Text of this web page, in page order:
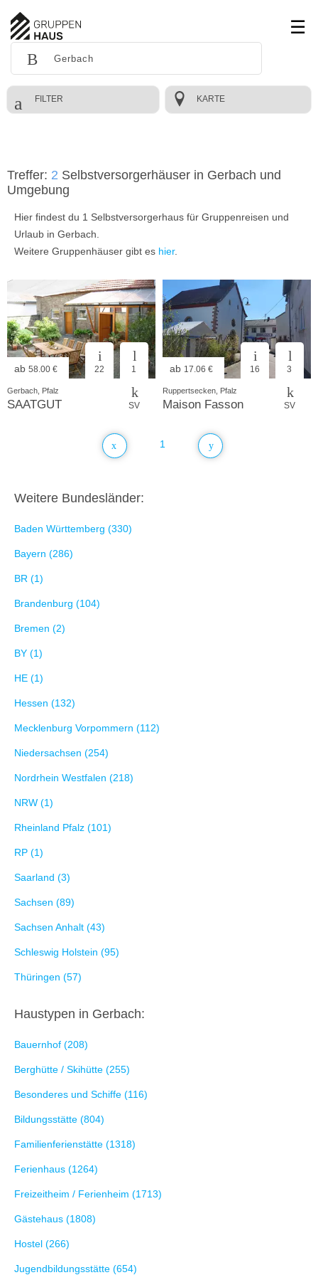
FILTER KARTE
Treffer: 2 Selbstversorgerhäuser in Gerbach und
Umgebung
Hier findest du 1 Selbstversorgerhaus für Gruppenreisen und
Urlaub in Gerbach.
Weitere Gruppenhäuser gibt es hier.
ab 58.00 € 22 1
SV
Gerbach, Pfalz
SAATGUT
ab 17.06 € 16 3
SV
Ruppertsecken, Pfalz
Maison Fasson
1
Weitere Bundesländer:
Baden Württemberg (330)
Bayern (286)
BR (1)
Brandenburg (104)
Bremen (2)
BY (1)
HE (1)
Hessen (132)
Mecklenburg Vorpommern (112)
Niedersachsen (254)
Nordrhein Westfalen (218)
NRW (1)
Rheinland Pfalz (101)
RP (1)
Saarland (3)
Sachsen (89)
Sachsen Anhalt (43)
Schleswig Holstein (95)
Thüringen (57)
Haustypen in Gerbach:
Bauernhof (208)
Berghütte / Skihütte (255)
Besonderes und Schiffe (116)
Bildungsstätte (804)
Familienferienstätte (1318)
Ferienhaus (1264)
Freizeitheim / Ferienheim (1713)
Gästehaus (1808)
Hostel (266)
Jugendbildungsstätte (654)